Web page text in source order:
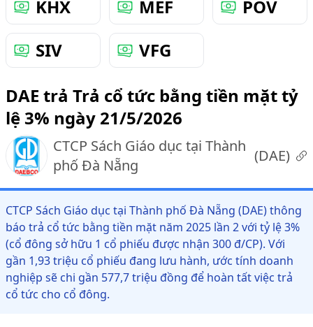
KHX
MEF
POV
SIV
VFG
DAE trả Trả cổ tức bằng tiền mặt tỷ
lệ 3% ngày 21/5/2026
CTCP Sách Giáo dục tại Thành
phố Đà Nẵng
(DAE)
CTCP Sách Giáo dục tại Thành phố Đà Nẵng (DAE) thông
báo trả cổ tức bằng tiền mặt năm 2025 lần 2 với tỷ lệ 3%
(cổ đông sở hữu 1 cổ phiếu được nhận 300 đ/CP). Với
gần 1,93 triệu cổ phiếu đang lưu hành, ước tính doanh
nghiệp sẽ chi gần 577,7 triệu đồng để hoàn tất việc trả
cổ tức cho cổ đông.